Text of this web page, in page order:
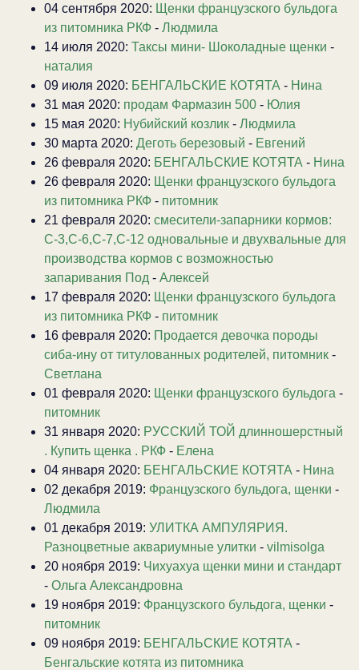
04 сентября 2020: Щенки французского бульдога
из питомника РКФ - Людмила
14 июля 2020: Таксы мини- Шоколадные щенки -
наталия
09 июля 2020: БЕНГАЛЬСКИЕ КОТЯТА - Нина
31 мая 2020: продам Фармазин 500 - Юлия
15 мая 2020: Нубийский козлик - Людмила
30 марта 2020: Деготь березовый - Евгений
26 февраля 2020: БЕНГАЛЬСКИЕ КОТЯТА - Нина
26 февраля 2020: Щенки французского бульдога
из питомника РКФ - питомник
21 февраля 2020: смесители-запарники кормов:
С-3,С-6,С-7,С-12 одновальные и двухвальные для
производства кормов с возможностью
запаривания Под - Алексей
17 февраля 2020: Щенки французского бульдога
из питомника РКФ - питомник
16 февраля 2020: Продается девочка породы
сиба-ину от титулованных родителей, питомник -
Светлана
01 февраля 2020: Щенки французского бульдога -
питомник
31 января 2020: РУССКИЙ ТОЙ длинношерстный
. Купить щенка . РКФ - Елена
04 января 2020: БЕНГАЛЬСКИЕ КОТЯТА - Нина
02 декабря 2019: Французского бульдога, щенки -
Людмила
01 декабря 2019: УЛИТКА АМПУЛЯРИЯ.
Разноцветные аквариумные улитки - vilmisolga
20 ноября 2019: Чихуахуа щенки мини и стандарт
- Ольга Александровна
19 ноября 2019: Французского бульдога, щенки -
питомник
09 ноября 2019: БЕНГАЛЬСКИЕ КОТЯТА -
Бенгальские котята из питомника